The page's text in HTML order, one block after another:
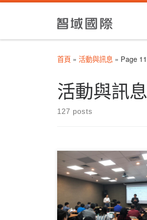
首頁 » 活動與訊息 » Page 11
活動與訊息
127 posts